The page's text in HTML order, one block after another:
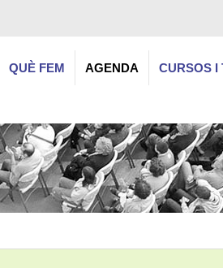
QUÈ FEM AGENDA CURSOS I